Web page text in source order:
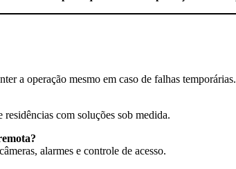
a operação mesmo em caso de falhas temporárias.
com soluções sob medida.
alarmes e controle de acesso.